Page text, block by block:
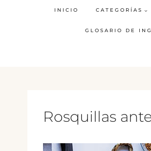
INICIO CATEGORÍAS
GLOSARIO DE
Rosquillas